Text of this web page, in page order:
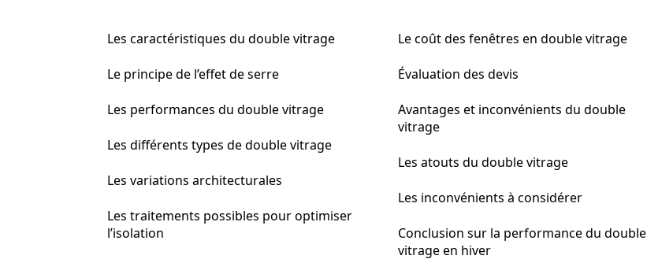
Les caractéristiques du double vitrage
Le principe de l’effet de serre
Les performances du double vitrage
Les différents types de double vitrage
Les variations architecturales
Les traitements possibles pour optimiser
l’isolation
Le coût des fenêtres en double vitrage
Évaluation des devis
Avantages et inconvénients du double
vitrage
Les atouts du double vitrage
Les inconvénients à considérer
Conclusion sur la performance du double
vitrage en hiver